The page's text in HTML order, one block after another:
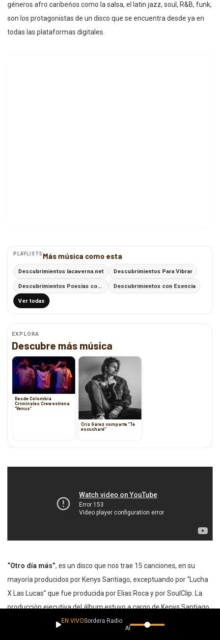
géneros afro caribeńos como la salsa, el latin jazz, soul, R&B, funk,
son los protagonistas de un disco que se encuentra desde ya en
todas las plataformas digitales.
PLAYLISTS Más música como esta
Descubrimientos lacaverna.net Descubrimientos Para Vibrar
Descubrimientos Poesías con Ritmo Descubrimientos con Esencia
Ver todas
EXPLORA
Descubre más música
Desde Colombia
Criminales Crew estrena
“Venus”
Cris Gárez comparte “Te
escucharé”
“Otro día más”, es un disco que nos trae 15 canciones, en su
mayoría producidos por Kenys Santiago, exceptuando por “Lucha
X Las Lucas” que fue producida por Elias Roca y por SoulClip. La
producción ejecutiva del álbum estuvo a cargo de Kenys Santiago
y Gustavo Asuaje. Cada canción del disco es una mezcla de
EN VIVOSordera Radio
Ahora suena